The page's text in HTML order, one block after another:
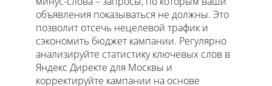
объявления показываться не должны. Это
позволит отсечь нецелевой трафик и
сэкономить бюджет кампании. Регулярно
анализируйте статистику ключевых слов в
Яндекс Директе для Москвы и
корректируйте кампании на основе